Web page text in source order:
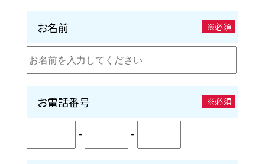
お名前 ※必須
お電話番号 ※必須
- -